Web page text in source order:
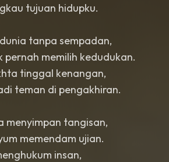
tujuan hidupku.
tanpa sempadan,
pernah memilih kedudukan.
tinggal kenangan,
teman di pengakhiran.
menyimpan tangisan,
memendam ujian.
insan,